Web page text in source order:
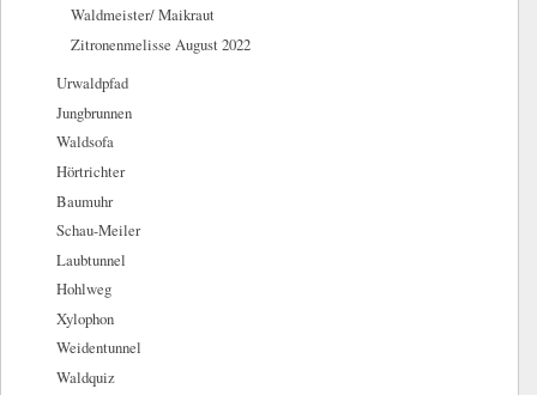
Waldmeister/ Maikraut
Zitronenmelisse August 2022
Urwaldpfad
Jungbrunnen
Waldsofa
Hörtrichter
Baumuhr
Schau-Meiler
Laubtunnel
Hohlweg
Xylophon
Weidentunnel
Waldquiz